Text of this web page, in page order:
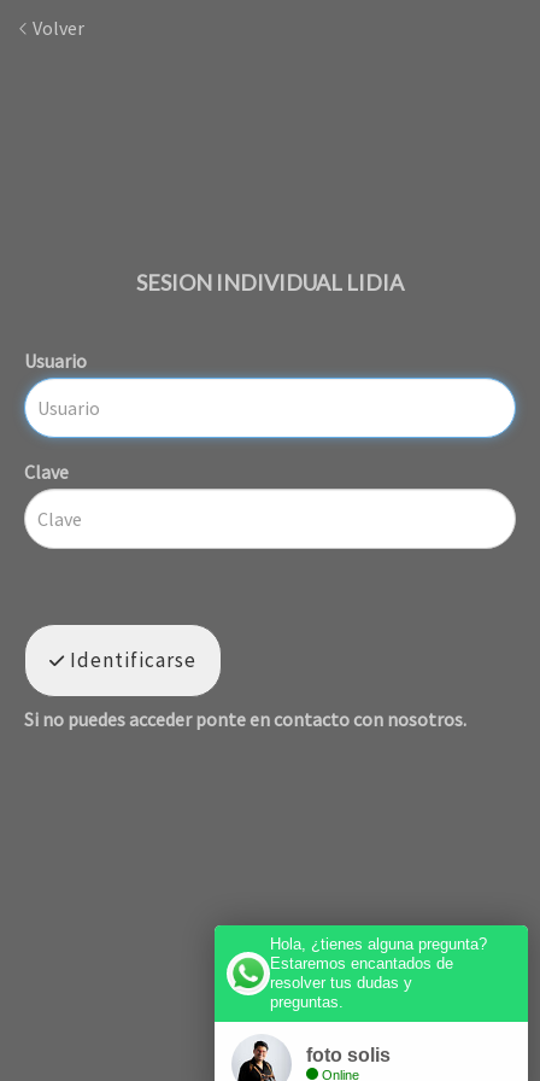
Volver
SESION INDIVIDUAL LIDIA
Usuario
Clave
Identificarse
Si no puedes acceder ponte en contacto con nosotros.
Hola, ¿tienes alguna pregunta?
Estaremos encantados de
resolver tus dudas y
preguntas.
foto solis
Online